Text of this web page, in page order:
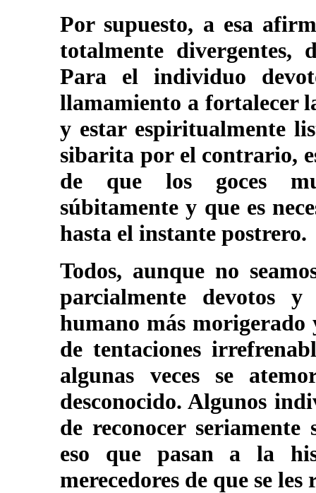
Por supuesto, a esa
totalmente divergentes,
Para el individuo
llamamiento a fortalecer
y estar espiritualmente
sibarita por el contrario,
de que los goces
súbitamente y que es
hasta el instante postrero.
Todos, aunque no
parcialmente devotos
humano más morigerado
de tentaciones
algunas veces se
desconocido. Algunos
de reconocer
eso que pasan a la
merecedores de que se